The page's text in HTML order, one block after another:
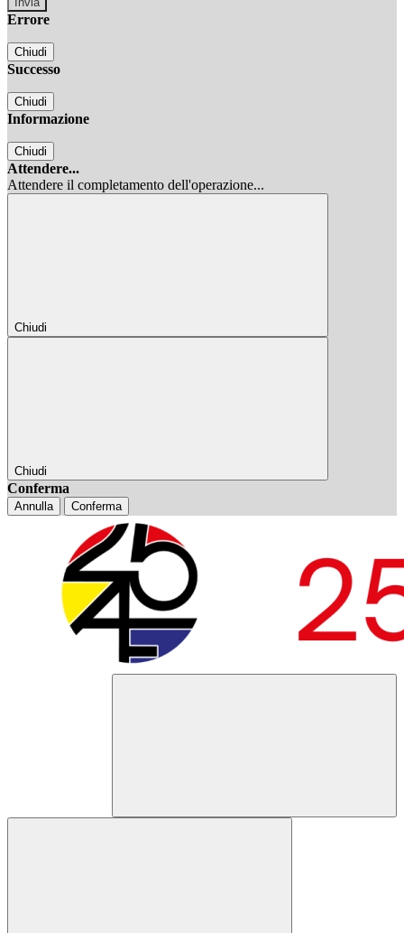
Errore
Chiudi
Successo
Chiudi
Informazione
Chiudi
Attendere...
Attendere il completamento dell'operazione...
Chiudi
Chiudi
Conferma
Annulla Conferma